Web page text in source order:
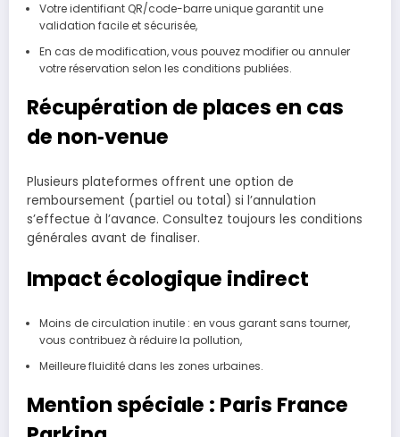
Votre identifiant QR/code-barre unique garantit une
validation facile et sécurisée,
En cas de modification, vous pouvez modifier ou annuler
votre réservation selon les conditions publiées.
Récupération de places en cas
de non‑venue
Plusieurs plateformes offrent une option de
remboursement (partiel ou total) si l’annulation
s’effectue à l’avance. Consultez toujours les conditions
générales avant de finaliser.
Impact écologique indirect
Moins de circulation inutile : en vous garant sans tourner,
vous contribuez à réduire la pollution,
Meilleure fluidité dans les zones urbaines.
Mention spéciale : Paris France